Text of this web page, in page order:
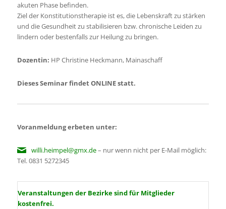
akuten Phase befinden.
Ziel der Konstitutionstherapie ist es, die Lebenskraft zu stärken
und die Gesundheit zu stabilisieren bzw. chronische Leiden zu
lindern oder bestenfalls zur Heilung zu bringen.
Dozentin: HP Christine Heckmann, Mainaschaff
Dieses Seminar findet ONLINE statt.
Voranmeldung erbeten unter:
willi.heimpel@gmx.de– nur wenn nicht per E-Mail möglich:
Tel. 0831 5272345
Veranstaltungen der Bezirke sind für Mitglieder
kostenfrei.